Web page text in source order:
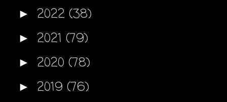
► 2022 (38)
► 2021 (79)
► 2020 (78)
► 2019 (76)